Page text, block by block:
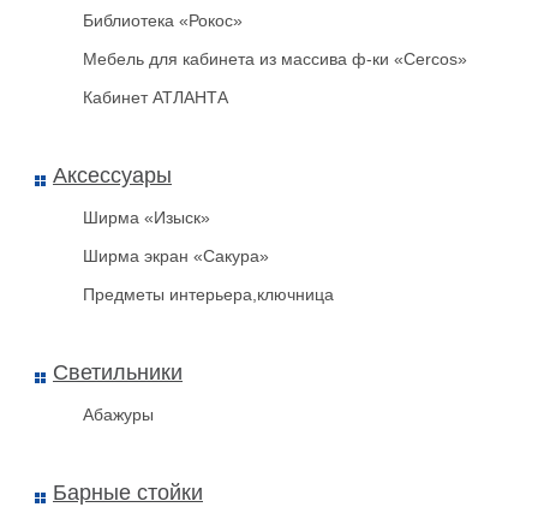
Библиотека «Рокос»
Мебель для кабинета из массива ф-ки «Cercos»
Кабинет АТЛАНТА
Аксессуары
Ширма «Изыск»
Ширма экран «Сакура»
Предметы интерьера,ключница
Светильники
Абажуры
Барные стойки